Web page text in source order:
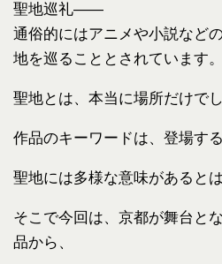
聖地巡礼――
通俗的にはアニメや小説など
地を巡ることとされています。
聖地とは、本当に場所だけで
作品のキーワードは、登場す
聖地には多様な意味があると
そこで今回は、京都が舞台と
品から、